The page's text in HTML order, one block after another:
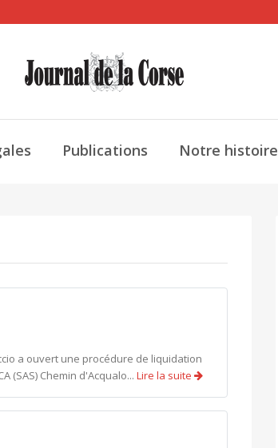
Publications Notre histoire
a ouvert une procédure de liquidation
(SAS) Chemin d'Acqualo... Lire la suite